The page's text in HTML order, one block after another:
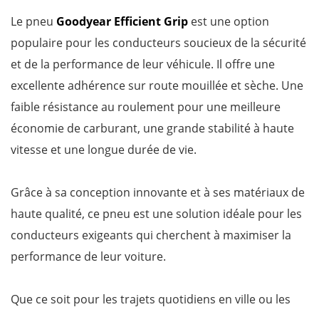
Le pneu Goodyear Efficient Grip est une option
populaire pour les conducteurs soucieux de la sécurité
et de la performance de leur véhicule. Il offre une
excellente adhérence sur route mouillée et sèche. Une
faible résistance au roulement pour une meilleure
économie de carburant, une grande stabilité à haute
vitesse et une longue durée de vie.
Grâce à sa conception innovante et à ses matériaux de
haute qualité, ce pneu est une solution idéale pour les
conducteurs exigeants qui cherchent à maximiser la
performance de leur voiture.
Que ce soit pour les trajets quotidiens en ville ou les